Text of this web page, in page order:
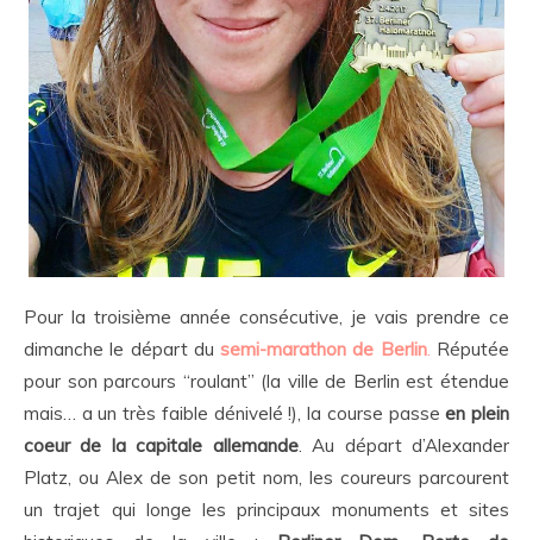
Pour la troisième année consécutive, je vais prendre ce
dimanche le départ dusemi-marathon de Berlin. Réputée
pour son parcours “roulant” (la ville de Berlin est étendue
mais… a un très faible dénivelé !), la course passeen plein
coeur de la capitale allemande. Au départ d’Alexander
Platz, ou Alex de son petit nom, les coureurs parcourent
un trajet qui longe les principaux monuments et sites